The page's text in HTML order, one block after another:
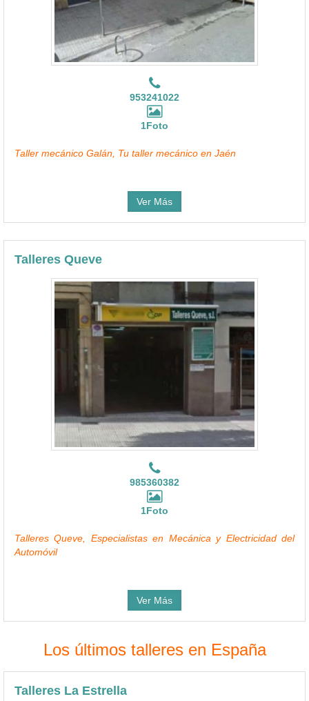
953241022
1Foto
Taller mecánico Galán, Tu taller mecánico en Jaén
Ver Más
Talleres Queve
985360382
1Foto
Talleres Queve, Especialistas en Mecánica y Electricidad del
Automóvil
Ver Más
Los últimos talleres en España
Talleres La Estrella